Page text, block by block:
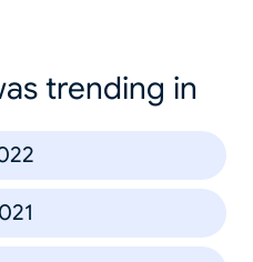
trending in